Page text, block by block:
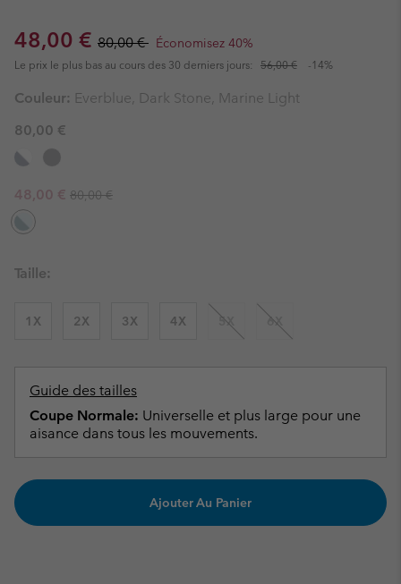
Sale price:
48,00 € Regular price:
80,00 € Économisez 40%
Le prix le plus bas au cours des 30 derniers jours: 56,00 € -14%
Couleur: Everblue, Dark Stone, Marine Light
80,00 €
Sale price:
48,00 € Regular price:
80,00 €
Taille:
1X 2X 3X 4X 5X 6X
Guide des tailles
Coupe Normale: Universelle et plus large pour une
aisance dans tous les mouvements.
Ajouter Au Panier